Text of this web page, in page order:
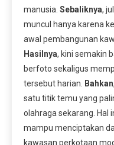
manusia. Sebaliknya,
muncul hanya karena
awal pembangunan
Hasilnya, kini semakin
berfoto sekaligus
tersebut harian.
Bahkan
satu titik temu yang
olahraga sekarang. Hal
mampu menciptakan
kawasan perkotaan